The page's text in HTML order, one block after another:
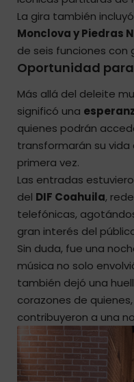
La gira también
Monclova y Piedras
de seis funciones con
Oportunidad
Más allá del deleite
significó una
quienes podrán
transformarán su
primera vez.
Las entradas
del DIF Coahuila,
telefónicas,
gran interés del
Sin duda, fue una
música no solo
también dejó una
corazones de
contribuyeron a una